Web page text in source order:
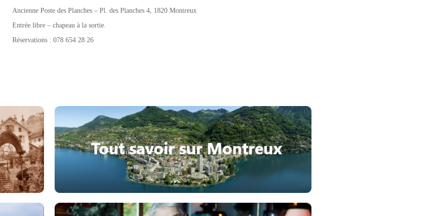
Ancienne Poste des Planches – Pl. des Planches 4, 1820 Montreux
Entrée libre – chapeau à la sortie.
Réservations : 078 654 28 26